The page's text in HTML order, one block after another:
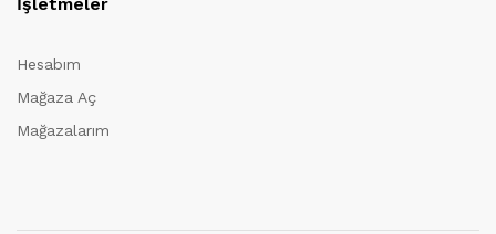
Hesabım
Mağaza Aç
Mağazalarım